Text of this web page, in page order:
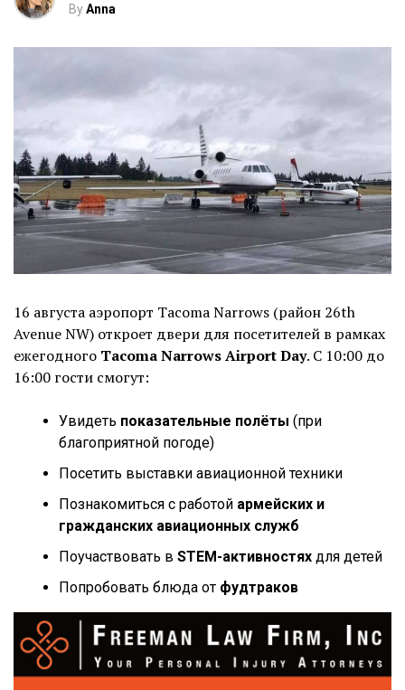
ByAnna
16 августа аэропорт Tacoma Narrows (район 26th
Avenue NW) откроет двери для посетителей в рамках
ежегодного Tacoma Narrows Airport Day. С 10:00 до
16:00 гости смогут:
Увидеть показательные полёты (при
благоприятной погоде)
Посетить выставки авиационной техники
Познакомиться с работой армейских и
гражданских авиационных служб
Поучаствовать в STEM-активностях для детей
Попробовать блюда от фудтраков